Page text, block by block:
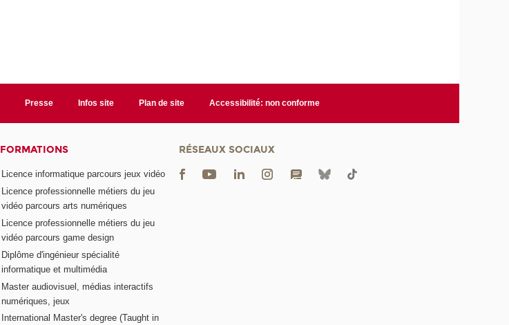
Presse Infos site Plan de site Accessibilité: non conforme
FORMATIONS
Licence informatique parcours jeux vidéo
Licence professionnelle métiers du jeu
vidéo parcours arts numériques
Licence professionnelle métiers du jeu
vidéo parcours game design
Diplôme d'ingénieur spécialité
informatique et multimédia
Master audiovisuel, médias interactifs
numériques, jeux
International Master's degree (Taught in
RÉSEAUX SOCIAUX